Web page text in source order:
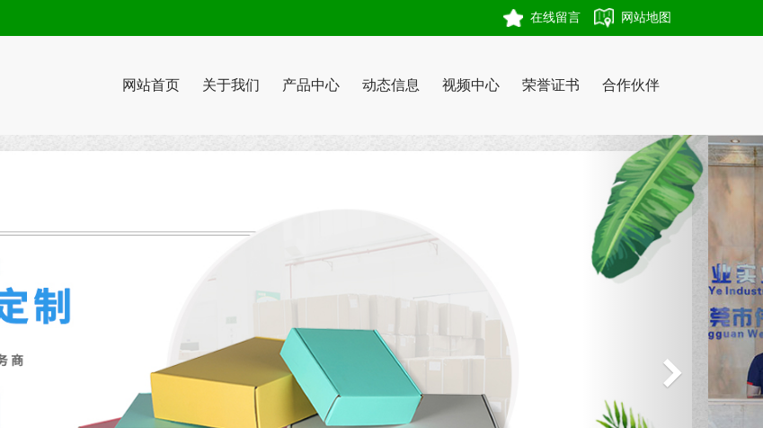
在线留言 网站地图
网站首页 关于我们 产品中心 动态信息 视频中心 荣誉证书 合作伙伴